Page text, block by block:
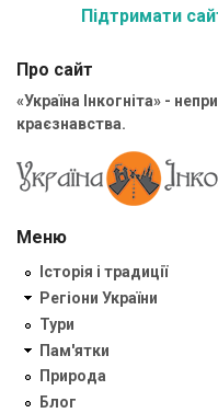
Підтримати
Про сайт
«Україна Інкогніта» -
краєзнавства.
Меню
Історія і традиції
Регіони України
Тури
Пам'ятки
Природа
Блог